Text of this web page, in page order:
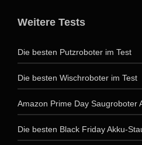
Weitere Tests
Die besten Putzroboter im Test
Die besten Wischroboter im Test
Amazon Prime Day Saugroboter
Die besten Black Friday Akku-